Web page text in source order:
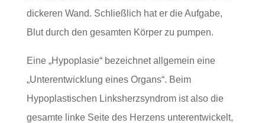
dickeren Wand. Schließlich hat er die Aufgabe,
Blut durch den gesamten Körper zu pumpen.
Eine „Hypoplasie“ bezeichnet allgemein eine
„Unterentwicklung eines Organs“. Beim
Hypoplastischen Linksherzsyndrom ist also die
gesamte linke Seite des Herzens unterentwickelt,